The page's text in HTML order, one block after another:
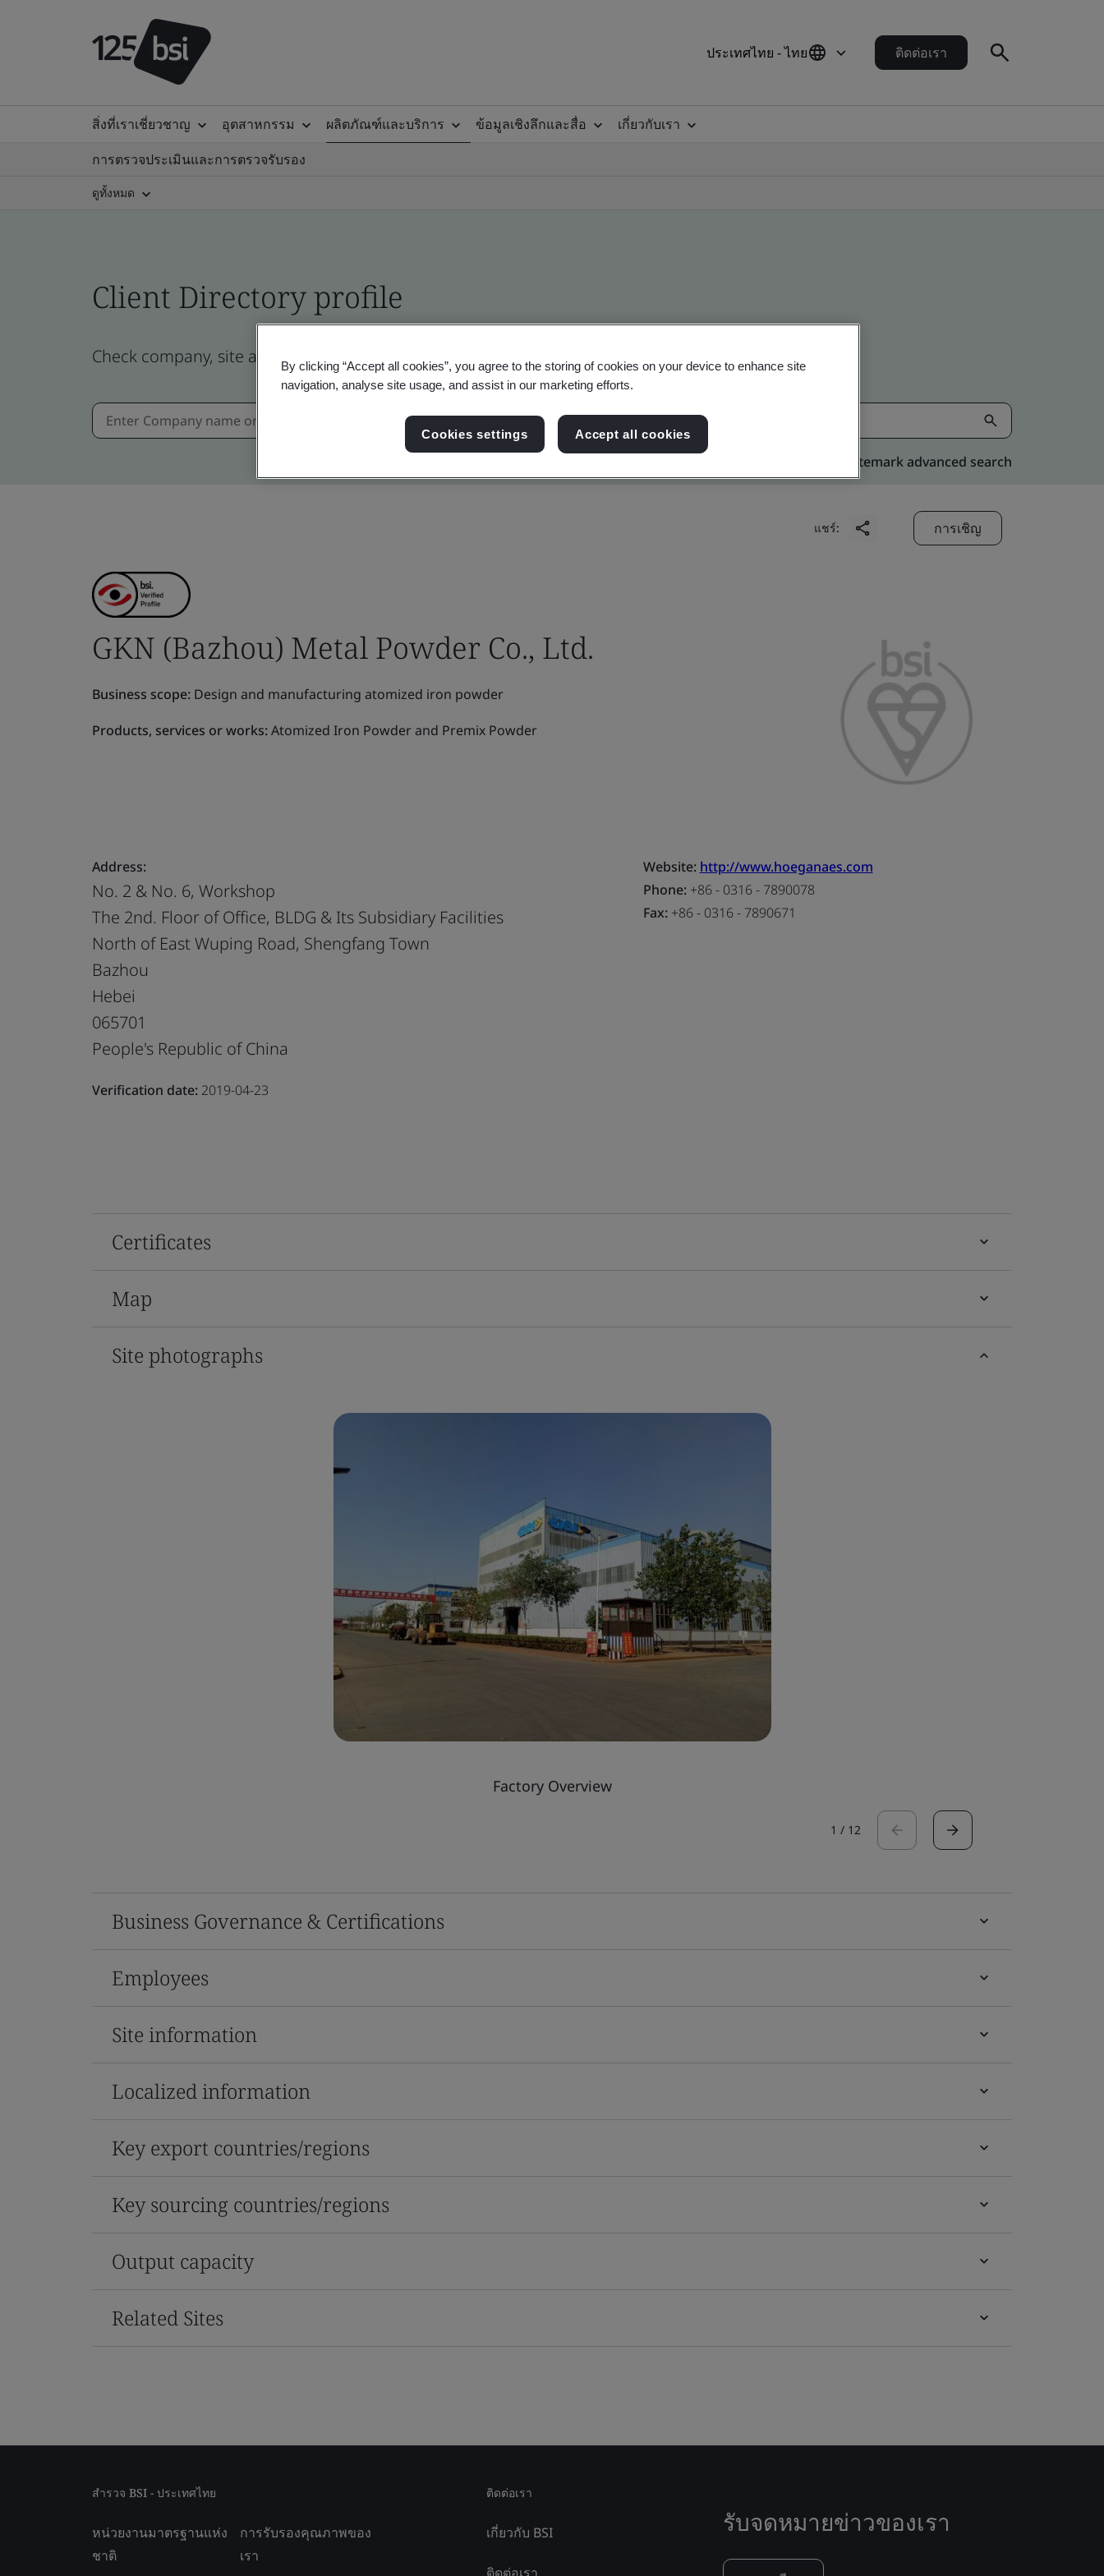
ประเทศไทย - ไทย ติดต่อเรา
สิ่งที่เราเชี่ยวชาญ อุตสาหกรรม ผลิตภัณฑ์และบริการ ข้อมูลเชิงลึกและสื่อ
เกี่ยวกับเรา
การตรวจประเมินและการตรวจรับรอง
ดูทั้งหมด
Client Directory profile
Check company, site and product certificates - Validation and Verification
Kitemark advanced search
แชร์: การเชิญ
GKN (Bazhou) Metal Powder Co., Ltd.
Business scope: Design and manufacturing atomized iron powder
Products, services or works:Atomized Iron Powder and Premix Powder
Address:
No. 2 & No. 6, Workshop
The 2nd. Floor of Office, BLDG & Its Subsidiary Facilities
North of East Wuping Road, Shengfang Town
Bazhou
Hebei
065701
People's Republic of China
Verification date: 2019-04-23
Website: http://www.hoeganaes.com
Phone:+86 - 0316 - 7890078
Fax:+86 - 0316 - 7890671
Certificates
Map
Site photographs
Factory Overview
1 / 12
Business Governance & Certifications
Employees
Site information
Localized information
Key export countries/regions
Key sourcing countries/regions
Output capacity
Related Sites
สำรวจ BSI - ประเทศไทย
หน่วยงานมาตรฐานแห่ง
ชาติ
การรับรองคุณภาพของ
เรา
ติดต่อเรา
เกี่ยวกับ BSI รับจดหมายข่าวของเรา
By clicking “Accept all cookies”, you agree to the storing of cookies on your device to enhance site
navigation, analyse site usage, and assist in our marketing efforts.
Cookies settings Accept all cookies